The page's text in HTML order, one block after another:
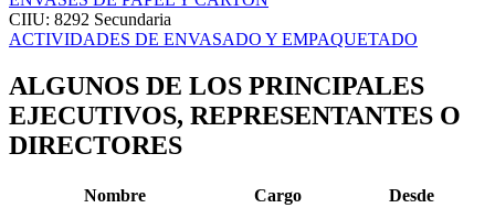
CIIU: 8292 Secundaria
ACTIVIDADES DE ENVASADO Y EMPAQUETADO
ALGUNOS DE LOS PRINCIPALES
EJECUTIVOS, REPRESENTANTES O
DIRECTORES
Nombre Cargo
Desde